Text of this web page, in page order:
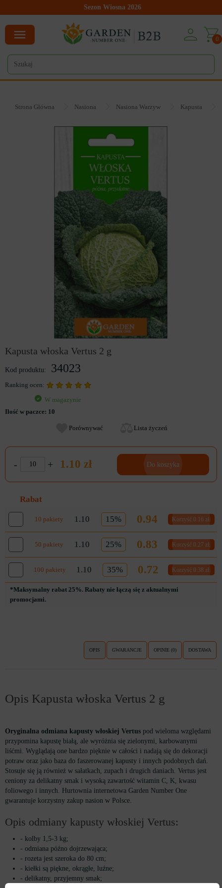
Sezon Wiosna 2026
0
Strona Główna Nasiona Nasiona Warzyw Kapusta
Kapusta włoska Vertus 2 g
Kod produktu: 34023
Ranking ocen:
W magazynie
Ilość w paczce: 10
Porównywać Lista życzeń
- + 1.10 zł Do koszyka
Rabat
10 pakiety 1.10 15% 0.94 Korzyść 0.16 zł.
50 pakiety 1.10 25% 0.83 Korzyść 0.27 zł.
100 pakiety 1.10 35% 0.72 Korzyść 0.38 zł.
*Maksymalny rabat 25%. Rabaty nie łączą się z aktualnymi
promocjami.
OPIS GWARANCJE OPINIE (0) DOSTAWA
Opis Kapusta włoska Vertus 2 g
Oryginalna odmiana kapusty włoskiej Vertus pod wieloma względami
przypomina kapustę białą, ale wyróżnia się zielonymi, karbowanymi
liśćmi. Wyglądają one bardzo pięknie w całości i nadają się do dekoracji
potraw oraz jako baza do faszerowanej kapusty i innych podobnych dań.
Stosuje się ją również w sałatkach, zupach i drugich daniach. Vertus jest
ceniony za delikatny smak i wysoką zawartość witamin C, K, kwasu
foliowego i innych. Hurtownia internetowa Garden Number One
gwarantuje korzystny zakup nasion w Polsce.
Opis odmiany kapusty włoskiej Vertus:
- kolby 1,5-3 kg;
- odmiana późno dojrzewająca;
- rozeta jest szeroka do 80 cm;
- kiełki są piękne, okrągłe, luźne;
- delikatny, przyjemny smak;